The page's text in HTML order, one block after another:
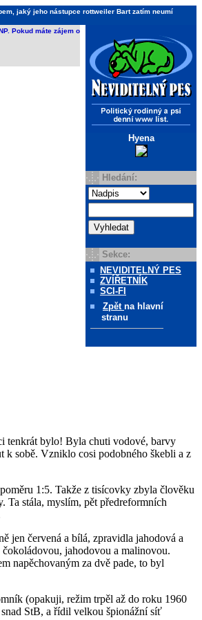
jaký jeho nástupce rottweiler Bart zatím neumí
Hyena
Hledání:
Sekce:
NEVIDITELNÝ PES
ZVÍŘETNÍK
SCI-FI
Zpět na hlavní
stranu
Pokud máte zájem o
tenkrát bylo! Byla chuti vodové, barvy
k sobě. Vzniklo cosi podobného škebli a z
1:5. Takže z tisícovky zbyla člověku
Ta stála, myslím, pět předreformních
jen červená a bílá, zpravidla jahodová a
jahodovou a malinovou.
napěchovaným za dvě pade, to byl
(opakuji, režim trpěl až do roku 1960
StB, a řídil velkou špionážní síť